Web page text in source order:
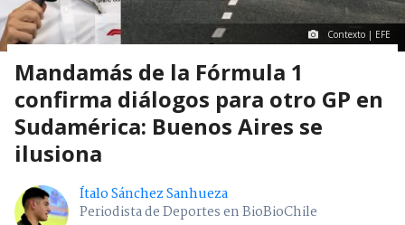
Contexto | EFE
Mandamás de la Fórmula 1
confirma diálogos para otro GP en
Sudamérica: Buenos Aires se
ilusiona
Ítalo Sánchez Sanhueza
Periodista de Deportes en BioBioChile